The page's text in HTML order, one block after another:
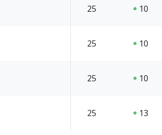
25 10
25 10
25 10
25 13